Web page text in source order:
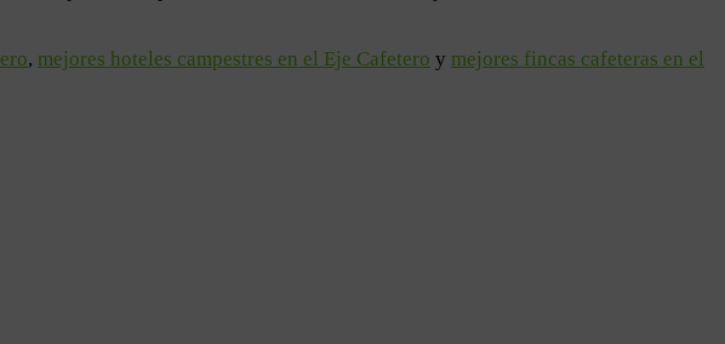
, mejores hoteles campestres en el Eje Cafetero y mejores fincas cafeteras en el